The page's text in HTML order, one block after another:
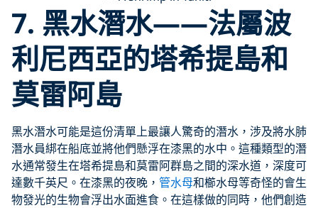
7. 黑水潛水——法屬波
利尼西亞的塔希提島和
莫雷阿島
黑水潛水可能是這份清單上最讓人驚奇的潛水，涉及將水肺
潛水員綁在船底並將他們懸浮在漆黑的水中。這種類型的潛
水通常發生在塔希提島和莫雷阿群島之間的深水道，深度可
達數千英尺。在漆黑的夜晚， 管水母和櫛水母等奇怪的會生
物發光的生物會浮出水面進食。在這樣做的同時，他們創造